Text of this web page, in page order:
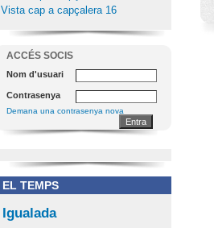
Vista cap a capçalera 16
ACCÉS SOCIS
Nom d'usuari
Contrasenya
Demana una contrasenya nova
EL TEMPS
Igualada